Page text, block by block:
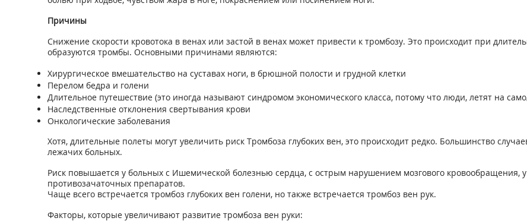
Причины
Снижение скорости кровотока в венах или застой в венах может привести к тромбозу. Это происходит при
образуются тромбы. Основными причинами являются:
Хирургическое вмешательство на суставах ноги, в брюшной полости и грудной клетки
Перелом бедра и голени
Длительное путешествие (это иногда называют синдромом экономического класса, потому что люди, летят на
Наследственные отклонения свертывания крови
Онкологические заболевания
Хотя, длительные полеты могут увеличить риск Тромбоза глубоких вен, это происходит редко. Большинство
лежачих больных.
Риск повышается у больных с Ишемической болезнью сердца, с острым нарушением мозгового
противозачаточных препаратов.
Чаще всего встречается тромбоз глубоких вен голени, но также встречается тромбоз вен рук.
Факторы, которые увеличивают развитие тромбоза вен руки: